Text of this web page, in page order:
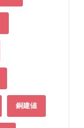
銅建値